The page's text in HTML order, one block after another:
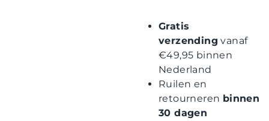
Gratis
verzending vanaf
€49,95 binnen
Nederland
Ruilen en
retourneren binnen
30 dagen